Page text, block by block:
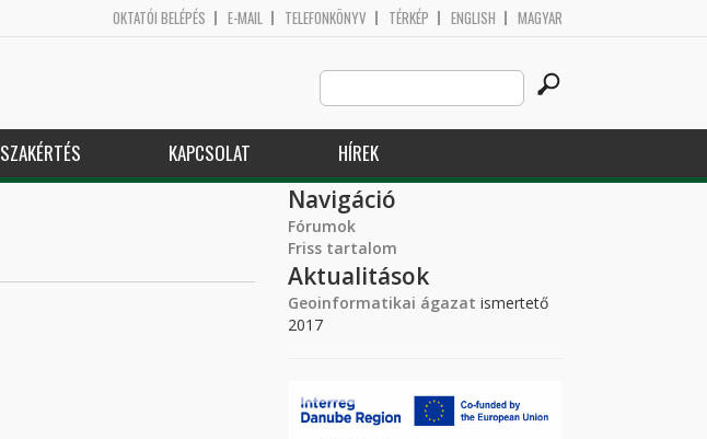
OKTATÓI BELÉPÉS E-MAIL TELEFONKÖNYV TÉRKÉP ENGLISH MAGYAR
Search
this
site
SZAKÉRTÉS KAPCSOLAT HÍREK
Navigáció
Fórumok
Friss tartalom
Aktualitások
Geoinformatikai ágazat ismertető
2017